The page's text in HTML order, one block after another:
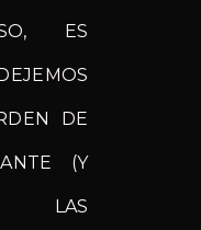
ES
DE
(Y
LAS